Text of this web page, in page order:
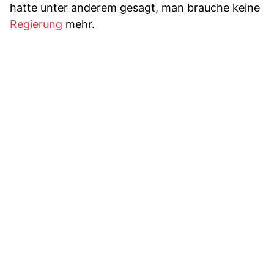
hatte unter anderem gesagt, man brauche keine
Regierung mehr.